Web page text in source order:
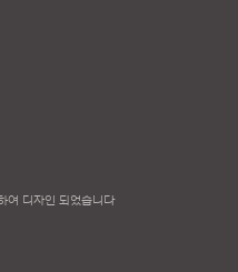
여 디자인 되었습니다